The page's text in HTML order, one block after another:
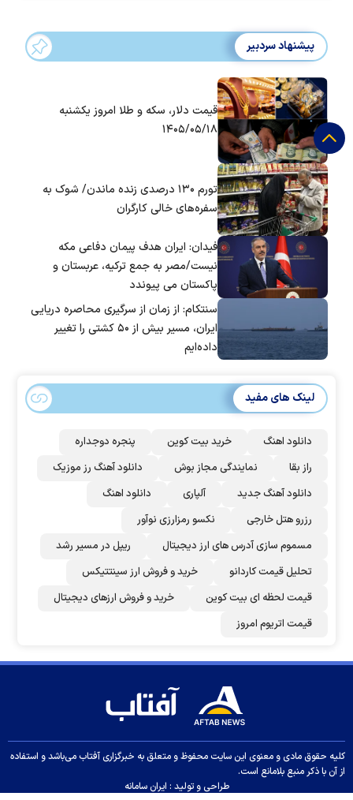
پیشنهاد سردبیر
قیمت دلار، سکه و طلا امروز یکشنبه
۱۴۰۵/۰۵/۱۸
تورم ۱۳۰ درصدی زنده ماندن/ شوک به
سفره‌های خالی کارگران
فیدان: ایران هدف پیمان دفاعی مکه
نیست/مصر به جمع ترکیه، عربستان و
پاکستان می پیوندد
سنتکام: از زمان از سرگیری محاصره دریایی
ایران، مسیر بیش از ۵۰ کشتی را تغییر
داده‌ایم
لینک های مفید
دانلود اهنگ خرید بیت کوین
پنجره دوجداره
راز بقا
نمایندگی مجاز بوش
دانلود آهنگ رز‌ موزیک
دانلود آهنگ جدید
آلپاری
دانلود اهنگ
رزرو هتل خارجی
نکسو رمزارزی نوآور
مسموم سازی آدرس های ارز دیجیتال
ریپل در مسیر رشد
تحلیل قیمت کاردانو
خرید و فروش ارز سینتتیکس
قیمت لحظه ای بیت کوین
خرید و فروش ارزهای دیجیتال
قیمت اتریوم امروز
کلیه حقوق مادی و معنوی این سایت محفوظ و متعلق به خبرگزاری آفتاب می‌باشد و استفاده
از آن با ذکر منبع بلامانع است.
طراحی و تولید : ایران سامانه